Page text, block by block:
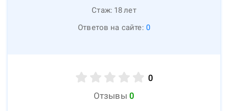
Стаж: 18лет
Ответов на сайте: 0
0
Отзывы 0